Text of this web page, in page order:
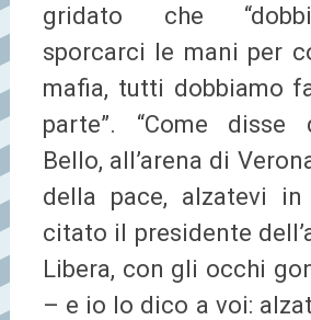
gridato che
sporcarci le mani per
mafia, tutti dobbiamo
parte”. “Come disse
Bello, all’arena di
della pace, alzatevi
citato il presidente
Libera, con gli occhi
– e io lo dico a voi: